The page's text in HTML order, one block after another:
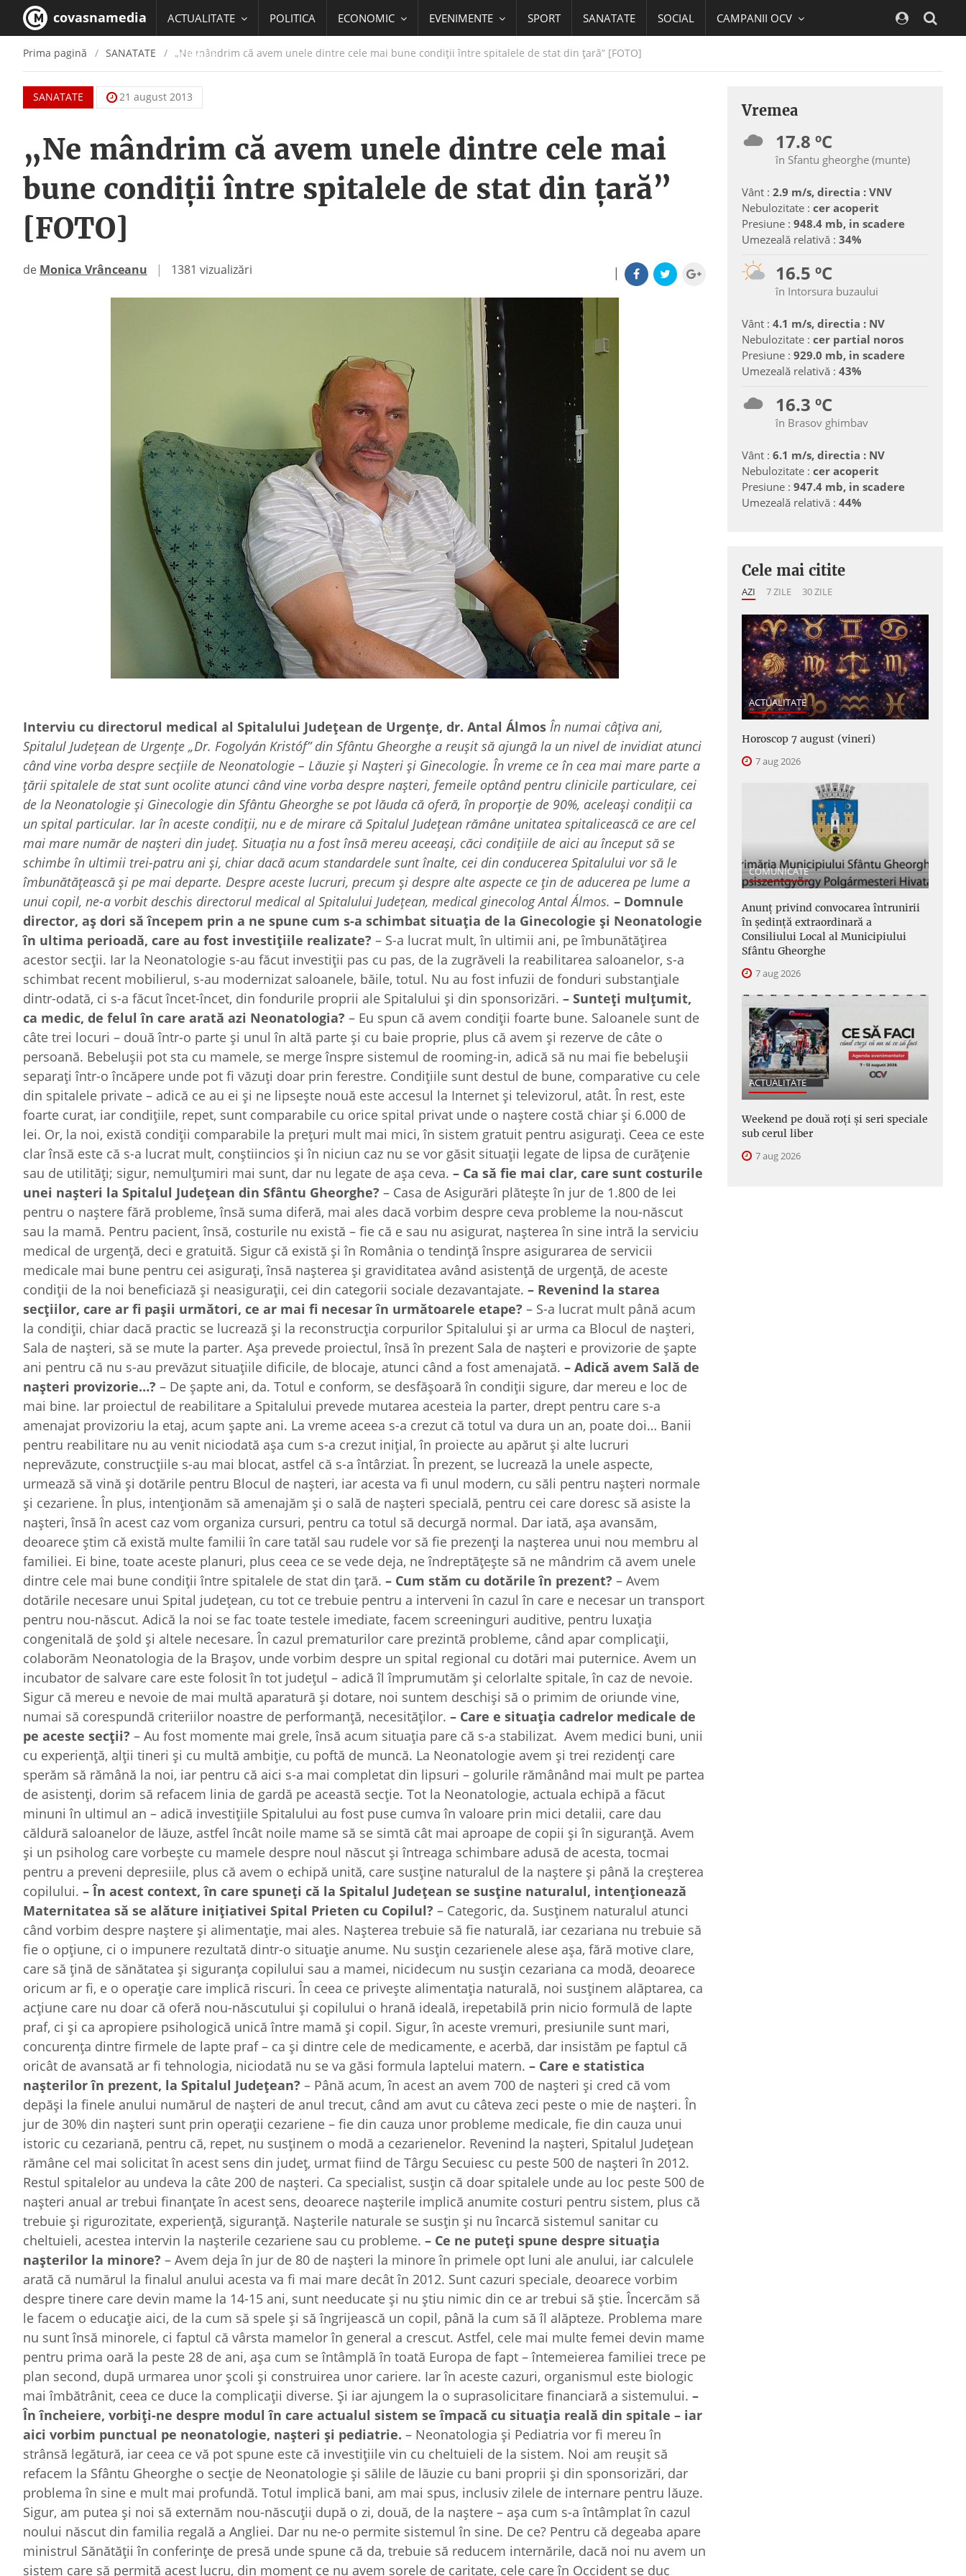
covasnamedia ACTUALITATE POLITICA ECONOMIC EVENIMENTE SPORT SANATATE SOCIAL CAMPANII OCV
EDUCATIE
Prima pagină SANATATE „Ne mândrim că avem unele dintre cele mai bune condiţii între spitalele de stat din ţară” [FOTO]
SANATATE 21 august 2013
„Ne mândrim că avem unele dintre cele mai
bune condiţii între spitalele de stat din ţară”
[FOTO]
|
de Monica Vrânceanu | 1381 vizualizări
Interviu cu directorul medical al Spitalului Judeţean de Urgenţe, dr. Antal Álmos În numai câţiva ani,
Spitalul Judeţean de Urgenţe „Dr. Fogolyán Kristóf” din Sfântu Gheorghe a reuşit să ajungă la un nivel de invidiat atunci
când vine vorba despre secţiile de Neonatologie – Lăuzie şi Naşteri şi Ginecologie. În vreme ce în cea mai mare parte a
ţării spitalele de stat sunt ocolite atunci când vine vorba despre naşteri, femeile optând pentru clinicile particulare, cei
de la Neonatologie şi Ginecologie din Sfântu Gheorghe se pot lăuda că oferă, în proporţie de 90%, aceleaşi condiţii ca
un spital particular. Iar în aceste condiţii, nu e de mirare că Spitalul Judeţean rămâne unitatea spitalicească ce are cel
mai mare număr de naşteri din judeţ. Situaţia nu a fost însă mereu aceeaşi, căci condiţiile de aici au început să se
schimbe în ultimii trei-patru ani şi, chiar dacă acum standardele sunt înalte, cei din conducerea Spitalului vor să le
îmbunătăţească şi pe mai departe. Despre aceste lucruri, precum şi despre alte aspecte ce ţin de aducerea pe lume a
unui copil, ne-a vorbit deschis directorul medical al Spitalului Judeţean, medical ginecolog Antal Álmos. – Domnule
director, aş dori să începem prin a ne spune cum s-a schimbat situaţia de la Ginecologie şi Neonatologie
în ultima perioadă, care au fost investiţiile realizate? – S-a lucrat mult, în ultimii ani, pe îmbunătăţirea
acestor secţii. Iar la Neonatologie s-au făcut investiţii pas cu pas, de la zugrăveli la reabilitarea saloanelor, s-a
schimbat recent mobilierul, s-au modernizat saloanele, băile, totul. Nu au fost infuzii de fonduri substanţiale
dintr-odată, ci s-a făcut încet-încet, din fondurile proprii ale Spitalului şi din sponsorizări. – Sunteţi mulţumit,
ca medic, de felul în care arată azi Neonatologia? – Eu spun că avem condiţii foarte bune. Saloanele sunt de
câte trei locuri – două într-o parte şi unul în altă parte şi cu baie proprie, plus că avem şi rezerve de câte o
persoană. Bebeluşii pot sta cu mamele, se merge înspre sistemul de rooming-in, adică să nu mai fie bebeluşii
separaţi într-o încăpere unde pot fi văzuţi doar prin ferestre. Condiţiile sunt destul de bune, comparative cu cele
din spitalele private – adică ce au ei şi ne lipseşte nouă este accesul la Internet şi televizorul, atât. În rest, este
foarte curat, iar condiţiile, repet, sunt comparabile cu orice spital privat unde o naştere costă chiar şi 6.000 de
lei. Or, la noi, există condiţii comparabile la preţuri mult mai mici, în sistem gratuit pentru asiguraţi. Ceea ce este
clar însă este că s-a lucrat mult, conştiincios şi în niciun caz nu se vor găsit situaţii legate de lipsa de curăţenie
sau de utilităţi; sigur, nemulţumiri mai sunt, dar nu legate de aşa ceva. – Ca să fie mai clar, care sunt costurile
unei naşteri la Spitalul Judeţean din Sfântu Gheorghe? – Casa de Asigurări plăteşte în jur de 1.800 de lei
pentru o naştere fără probleme, însă suma diferă, mai ales dacă vorbim despre ceva probleme la nou-născut
sau la mamă. Pentru pacient, însă, costurile nu există – fie că e sau nu asigurat, naşterea în sine intră la serviciu
medical de urgenţă, deci e gratuită. Sigur că există şi în România o tendinţă înspre asigurarea de servicii
medicale mai bune pentru cei asiguraţi, însă naşterea şi graviditatea având asistenţă de urgenţă, de aceste
condiţii de la noi beneficiază şi neasiguraţii, cei din categorii sociale dezavantajate. – Revenind la starea
secţiilor, care ar fi paşii următori, ce ar mai fi necesar în următoarele etape? – S-a lucrat mult până acum
la condiţii, chiar dacă practic se lucrează şi la reconstrucţia corpurilor Spitalului şi ar urma ca Blocul de naşteri,
Sala de naşteri, să se mute la parter. Aşa prevede proiectul, însă în prezent Sala de naşteri e provizorie de şapte
ani pentru că nu s-au prevăzut situaţiile dificile, de blocaje, atunci când a fost amenajată. – Adică avem Sală de
naşteri provizorie…? – De şapte ani, da. Totul e conform, se desfăşoară în condiţii sigure, dar mereu e loc de
mai bine. Iar proiectul de reabilitare a Spitalului prevede mutarea acesteia la parter, drept pentru care s-a
amenajat provizoriu la etaj, acum şapte ani. La vreme aceea s-a crezut că totul va dura un an, poate doi… Banii
pentru reabilitare nu au venit niciodată aşa cum s-a crezut iniţial, în proiecte au apărut şi alte lucruri
neprevăzute, construcţiile s-au mai blocat, astfel că s-a întârziat. În prezent, se lucrează la unele aspecte,
urmează să vină şi dotările pentru Blocul de naşteri, iar acesta va fi unul modern, cu săli pentru naşteri normale
şi cezariene. În plus, intenţionăm să amenajăm şi o sală de naşteri specială, pentru cei care doresc să asiste la
naşteri, însă în acest caz vom organiza cursuri, pentru ca totul să decurgă normal. Dar iată, aşa avansăm,
deoarece ştim că există multe familii în care tatăl sau rudele vor să fie prezenţi la naşterea unui nou membru al
familiei. Ei bine, toate aceste planuri, plus ceea ce se vede deja, ne îndreptăţeşte să ne mândrim că avem unele
dintre cele mai bune condiţii între spitalele de stat din ţară. – Cum stăm cu dotările în prezent? – Avem
dotările necesare unui Spital judeţean, cu tot ce trebuie pentru a interveni în cazul în care e necesar un transport
pentru nou-născut. Adică la noi se fac toate testele imediate, facem screeninguri auditive, pentru luxaţia
congenitală de şold şi altele necesare. În cazul prematurilor care prezintă probleme, când apar complicaţii,
colaborăm Neonatologia de la Braşov, unde vorbim despre un spital regional cu dotări mai puternice. Avem un
incubator de salvare care este folosit în tot judeţul – adică îl împrumutăm şi celorlalte spitale, în caz de nevoie.
Sigur că mereu e nevoie de mai multă aparatură şi dotare, noi suntem deschişi să o primim de oriunde vine,
numai să corespundă criteriilor noastre de performanţă, necesităţilor. – Care e situaţia cadrelor medicale de
pe aceste secţii? – Au fost momente mai grele, însă acum situaţia pare că s-a stabilizat. Avem medici buni, unii
cu experienţă, alţii tineri şi cu multă ambiţie, cu poftă de muncă. La Neonatologie avem şi trei rezidenţi care
sperăm să rămână la noi, iar pentru că aici s-a mai completat din lipsuri – golurile rămânând mai mult pe partea
de asistenţi, dorim să refacem linia de gardă pe această secţie. Tot la Neonatologie, actuala echipă a făcut
minuni în ultimul an – adică investiţiile Spitalului au fost puse cumva în valoare prin mici detalii, care dau
căldură saloanelor de lăuze, astfel încât noile mame să se simtă cât mai aproape de copii şi în siguranţă. Avem
şi un psiholog care vorbeşte cu mamele despre noul născut şi întreaga schimbare adusă de acesta, tocmai
pentru a preveni depresiile, plus că avem o echipă unită, care susţine naturalul de la naştere şi până la creşterea
copilului. – În acest context, în care spuneţi că la Spitalul Judeţean se susţine naturalul, intenţionează
Maternitatea să se alăture iniţiativei Spital Prieten cu Copilul? – Categoric, da. Susţinem naturalul atunci
când vorbim despre naştere şi alimentaţie, mai ales. Naşterea trebuie să fie naturală, iar cezariana nu trebuie să
fie o opţiune, ci o impunere rezultată dintr-o situaţie anume. Nu susţin cezarienele alese aşa, fără motive clare,
care să ţină de sănătatea şi siguranţa copilului sau a mamei, nicidecum nu susţin cezariana ca modă, deoarece
oricum ar fi, e o operaţie care implică riscuri. În ceea ce priveşte alimentaţia naturală, noi susţinem alăptarea, ca
acţiune care nu doar că oferă nou-născutului şi copilului o hrană ideală, irepetabilă prin nicio formulă de lapte
praf, ci şi ca apropiere psihologică unică între mamă şi copil. Sigur, în aceste vremuri, presiunile sunt mari,
concurenţa dintre firmele de lapte praf – ca şi dintre cele de medicamente, e acerbă, dar insistăm pe faptul că
oricât de avansată ar fi tehnologia, niciodată nu se va găsi formula laptelui matern. – Care e statistica
naşterilor în prezent, la Spitalul Judeţean? – Până acum, în acest an avem 700 de naşteri şi cred că vom
depăşi la finele anului numărul de naşteri de anul trecut, când am avut cu câteva zeci peste o mie de naşteri. În
jur de 30% din naşteri sunt prin operaţii cezariene – fie din cauza unor probleme medicale, fie din cauza unui
istoric cu cezariană, pentru că, repet, nu susţinem o modă a cezarienelor. Revenind la naşteri, Spitalul Judeţean
rămâne cel mai solicitat în acest sens din judeţ, urmat fiind de Târgu Secuiesc cu peste 500 de naşteri în 2012.
Restul spitalelor au undeva la câte 200 de naşteri. Ca specialist, susţin că doar spitalele unde au loc peste 500 de
naşteri anual ar trebui finanţate în acest sens, deoarece naşterile implică anumite costuri pentru sistem, plus că
trebuie şi rigurozitate, experienţă, siguranţă. Naşterile naturale se susţin şi nu încarcă sistemul sanitar cu
cheltuieli, acestea intervin la naşterile cezariene sau cu probleme. – Ce ne puteţi spune despre situaţia
naşterilor la minore? – Avem deja în jur de 80 de naşteri la minore în primele opt luni ale anului, iar calculele
arată că numărul la finalul anului acesta va fi mai mare decât în 2012. Sunt cazuri speciale, deoarece vorbim
despre tinere care devin mame la 14-15 ani, sunt needucate şi nu ştiu nimic din ce ar trebui să ştie. Încercăm să
le facem o educaţie aici, de la cum să spele şi să îngrijească un copil, până la cum să îl alăpteze. Problema mare
nu sunt însă minorele, ci faptul că vârsta mamelor în general a crescut. Astfel, cele mai multe femei devin mame
pentru prima oară la peste 28 de ani, aşa cum se întâmplă în toată Europa de fapt – întemeierea familiei trece pe
plan second, după urmarea unor şcoli şi construirea unor cariere. Iar în aceste cazuri, organismul este biologic
mai îmbătrânit, ceea ce duce la complicaţii diverse. Şi iar ajungem la o suprasolicitare financiară a sistemului. –
În încheiere, vorbiţi-ne despre modul în care actualul sistem se împacă cu situaţia reală din spitale – iar
aici vorbim punctual pe neonatologie, naşteri şi pediatrie. – Neonatologia şi Pediatria vor fi mereu în
strânsă legătură, iar ceea ce vă pot spune este că investiţiile vin cu cheltuieli de la sistem. Noi am reuşit să
refacem la Sfântu Gheorghe o secţie de Neonatologie şi sălile de lăuzie cu bani proprii şi din sponsorizări, dar
problema în sine e mult mai profundă. Totul implică bani, am mai spus, inclusiv zilele de internare pentru lăuze.
Sigur, am putea şi noi să externăm nou-născuţii după o zi, două, de la naştere – aşa cum s-a întâmplat în cazul
noului născut din familia regală a Angliei. Dar nu ne-o permite sistemul în sine. De ce? Pentru că degeaba apare
ministrul Sănătăţii în conferinţe de presă unde spune că da, trebuie să reducem internările, dacă noi nu avem un
sistem care să permită acest lucru, din moment ce nu avem sorele de caritate, cele care în Occident se duc
Vremea
17.8 ºC
în Sfantu gheorghe (munte)
Vânt : 2.9 m/s, directia : VNV
Nebulozitate : cer acoperit
Presiune : 948.4 mb, in scadere
Umezeală relativă : 34%
16.5 ºC
în Intorsura buzaului
Vânt : 4.1 m/s, directia : NV
Nebulozitate : cer partial noros
Presiune : 929.0 mb, in scadere
Umezeală relativă : 43%
16.3 ºC
în Brasov ghimbav
Vânt : 6.1 m/s, directia : NV
Nebulozitate : cer acoperit
Presiune : 947.4 mb, in scadere
Umezeală relativă : 44%
Cele mai citite
AZI 7 ZILE 30 ZILE
ACTUALITATE
Horoscop 7 august (vineri)
7 aug 2026
COMUNICATE
Anunţ privind convocarea întrunirii
în şedinţă extraordinară a
Consiliului Local al Municipiului
Sfântu Gheorghe
7 aug 2026
ACTUALITATE
Weekend pe două roți și seri speciale
sub cerul liber
7 aug 2026